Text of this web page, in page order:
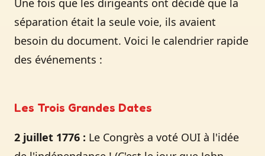
Une fois que les dirigeants ont décidé que la
séparation était la seule voie, ils avaient
besoin du document. Voici le calendrier rapide
des événements :
Les Trois Grandes Dates
2 juillet 1776 : Le Congrès a voté OUI à l'idée